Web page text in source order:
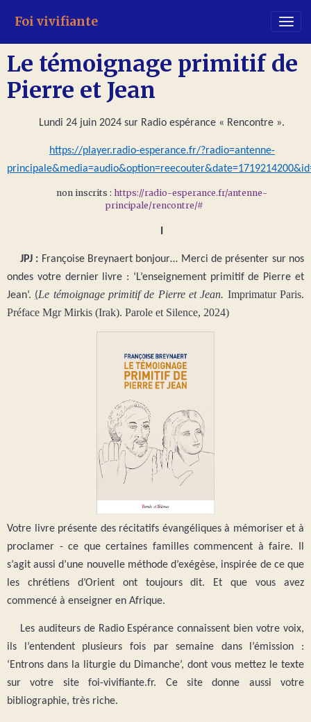
Foi vivifiante
Le témoignage primitif de
Pierre et Jean
Lundi 24 juin 2024 sur Radio espérance « Rencontre ».
https://player.radio-esperance.fr/?radio=antenne-
non inscrits :https://radio-esperance.fr/antenne-
principale/rencontre/#
JPJ : Françoise Breynaert bonjour… Merci de présenter sur nos
ondes votre dernier livre : ‘L’enseignement primitif de Pierre et
Jean’. (Le témoignage primitif de Pierre et Jean. Imprimatur Paris.
Préface Mgr Mirkis (Irak). Parole et Silence, 2024)
Votre livre présente des récitatifs évangéliques à mémoriser et à
proclamer - ce que certaines familles commencent à faire. Il
s’agit aussi d’une nouvelle méthode d’exégèse, inspirée de ce que
les chrétiens d’Orient ont toujours dit. Et que vous avez
commencé à enseigner en Afrique.
Les auditeurs de Radio Espérance connaissent bien votre voix,
ils l’entendent plusieurs fois par semaine dans l’émission :
‘Entrons dans la liturgie du Dimanche’, dont vous mettez le texte
sur votre site foi-vivifiante.fr. Ce site donne aussi votre
bibliographie, très riche.